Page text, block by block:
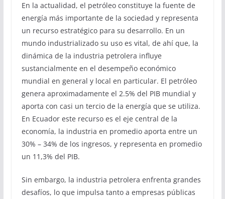
En la actualidad, el petróleo constituye la fuente de
energía más importante de la sociedad y representa
un recurso estratégico para su desarrollo. En un
mundo industrializado su uso es vital, de ahí que, la
dinámica de la industria petrolera influye
sustancialmente en el desempeño económico
mundial en general y local en particular. El petróleo
genera aproximadamente el 2.5% del PIB mundial y
aporta con casi un tercio de la energía que se utiliza.
En Ecuador este recurso es el eje central de la
economía, la industria en promedio aporta entre un
30% – 34% de los ingresos, y representa en promedio
un 11,3% del PIB.
Sin embargo, la industria petrolera enfrenta grandes
desafíos, lo que impulsa tanto a empresas públicas